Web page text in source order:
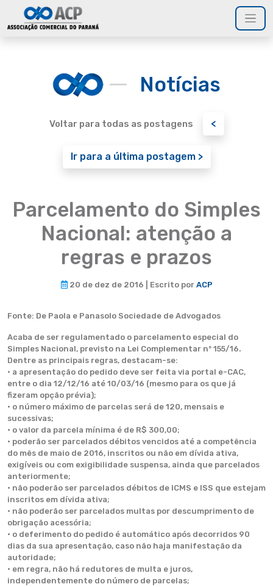
Notícias
Voltar para todas as postagens <
Ir para a última postagem >
Parcelamento do Simples
Nacional: atenção a
regras e prazos
20 de dez de 2016 | Escrito por ACP
Fonte: De Paola e Panasolo Sociedade de Advogados
Acaba de ser regulamentado o parcelamento especial do
Simples Nacional, previsto na Lei Complementar nº 155/16.
Dentre as principais regras, destacam-se:
• a apresentação do pedido deve ser feita via portal e-CAC,
entre o dia 12/12/16 até 10/03/16 (mesmo para os que já
fizeram opção prévia);
• o número máximo de parcelas será de 120, mensais e
sucessivas;
• o valor da parcela mínima é de R$ 300,00;
• poderão ser parcelados débitos vencidos até a competência
do mês de maio de 2016, inscritos ou não em dívida ativa,
exigíveis ou com exigibilidade suspensa, ainda que parcelados
anteriormente;
• não poderão ser parcelados débitos de ICMS e ISS que estejam
inscritos em dívida ativa;
• não poderão ser parcelados multas por descumprimento de
obrigação acessória;
• o deferimento do pedido é automático após decorridos 90
dias da sua apresentação, caso não haja manifestação da
autoridade;
• em regra, não há redutores de multa e juros,
independentemente do número de parcelas;